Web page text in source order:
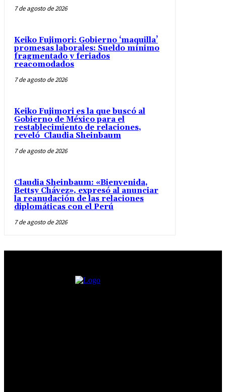
7 de agosto de 2026
Keiko Fujimori: Gobierno ‘maquilla’
promesas laborales: Sueldo mínimo
fragmentado y feriados
reacomodados
7 de agosto de 2026
Keiko Fujimori es la que buscó al
Gobierno de México para el
restablecimiento de relaciones,
reveló Claudia Sheinbaum
7 de agosto de 2026
Claudia Sheinbaum: «Bienvenida,
Bettsy Chávez», expresó al anunciar
la reanudación de las relaciones
diplomáticas con el Perú
7 de agosto de 2026